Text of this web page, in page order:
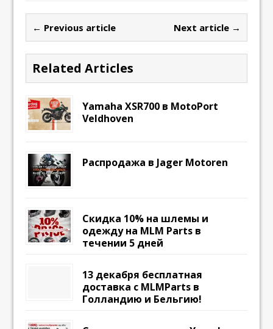
← Previous article Next article →
Related Articles
Yamaha XSR700 в MotoPort
Veldhoven
Распродажа в Jager Motoren
Скидка 10% на шлемы и
одежду на MLM Parts в
течении 5 дней
13 декабря бесплатная
доставка с MLMParts в
Голландию и Бельгию!